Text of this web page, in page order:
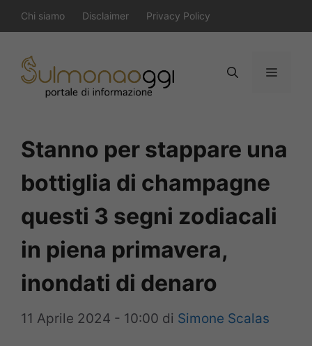
al
contenuto
Chi siamo Disclaimer Privacy Policy
Menu
Stanno per stappare una
bottiglia di champagne
questi 3 segni zodiacali
in piena primavera,
inondati di denaro
11 Aprile 2024 - 10:00 di Simone Scalas